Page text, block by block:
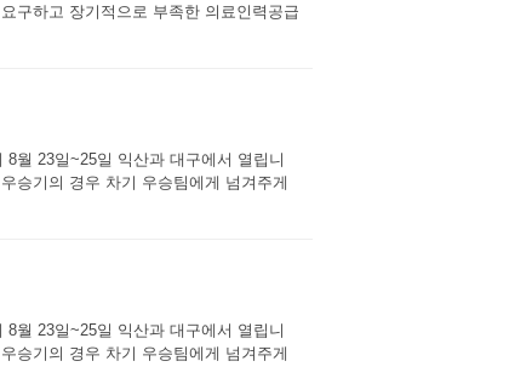
구하고 장기적으로 부족한 의료인력공급
월 23일~25일 익산과 대구에서 열립니
승기의 경우 차기 우승팀에게 넘겨주게
월 23일~25일 익산과 대구에서 열립니
승기의 경우 차기 우승팀에게 넘겨주게